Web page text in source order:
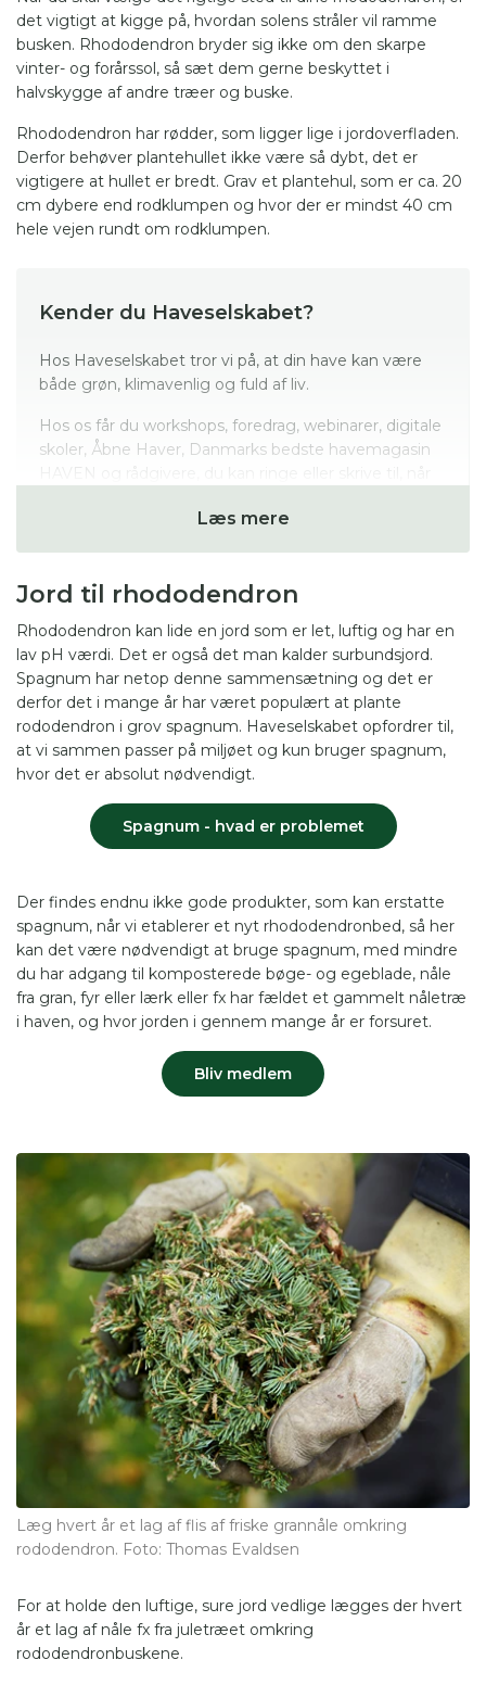
det vigtigt at kigge på, hvordan solens stråler vil ramme
busken. Rhododendron bryder sig ikke om den skarpe
vinter- og forårssol, så sæt dem gerne beskyttet i
halvskygge af andre træer og buske.
Rhododendron har rødder, som ligger lige i jordoverfladen.
Derfor behøver plantehullet ikke være så dybt, det er
vigtigere at hullet er bredt. Grav et plantehul, som er ca. 20
cm dybere end rodklumpen og hvor der er mindst 40 cm
hele vejen rundt om rodklumpen.
Kender du Haveselskabet?
Hos Haveselskabet tror vi på, at din have kan være
både grøn, klimavenlig og fuld af liv.
Hos os får du workshops, foredrag, webinarer, digitale
skoler, Åbne Haver, Danmarks bedste havemagasin
Læs mere
Jord til rhododendron
Rhododendron kan lide en jord som er let, luftig og har en
lav pH værdi. Det er også det man kalder surbundsjord.
Spagnum har netop denne sammensætning og det er
derfor det i mange år har været populært at plante
rododendron i grov spagnum. Haveselskabet opfordrer til,
at vi sammen passer på miljøet og kun bruger spagnum,
hvor det er absolut nødvendigt.
Spagnum - hvad er problemet
Der findes endnu ikke gode produkter, som kan erstatte
spagnum, når vi etablerer et nyt rhododendronbed, så her
kan det være nødvendigt at bruge spagnum, med mindre
du har adgang til komposterede bøge- og egeblade, nåle
fra gran, fyr eller lærk eller fx har fældet et gammelt nåletræ
i haven, og hvor jorden i gennem mange år er forsuret.
Bliv medlem
Læg hvert år et lag af flis af friske grannåle omkring
rododendron. Foto: Thomas Evaldsen
For at holde den luftige, sure jord vedlige lægges der hvert
år et lag af nåle fx fra juletræet omkring
rododendronbuskene.